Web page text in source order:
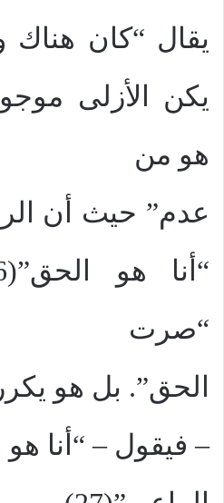
يقال “كان
يكن الأزلى
هو من
عدم” حيث أن
“صرت
الحق”. بل هو
– فيقول – “أنا هو